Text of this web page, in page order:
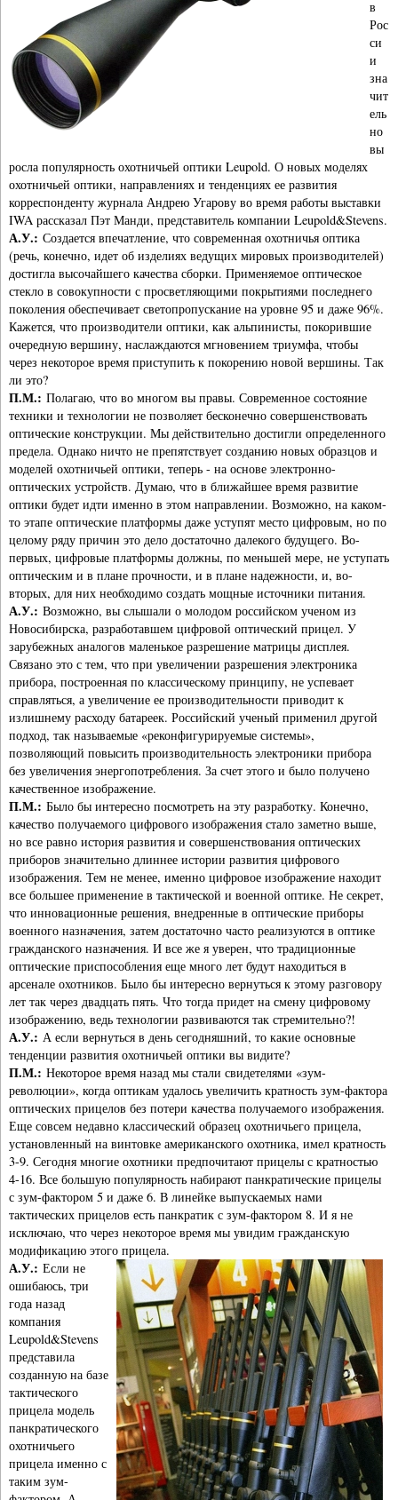
в
Рос
си
и
зна
чит
ель
но
вы
росла популярность охотничьей оптики Leupold. О новых моделях
охотничьей оптики, направлениях и тенденциях ее развития
корреспонденту журнала Андрею Угарову во время работы выставки
IWA рассказал Пэт Манди, представитель компании Leupold&Stevens.
А.У.: Создается впечатление, что современная охотничья оптика
(речь, конечно, идет об изделиях ведущих мировых производителей)
достигла высочайшего качества сборки. Применяемое оптическое
стекло в совокупности с просветляющими покрытиями последнего
поколения обеспечивает светопропускание на уровне 95 и даже 96%.
Кажется, что производители оптики, как альпинисты, покорившие
очередную вершину, наслаждаются мгновением триумфа, чтобы
через некоторое время приступить к покорению новой вершины. Так
ли это?
П.М.: Полагаю, что во многом вы правы. Современное состояние
техники и технологии не позволяет бесконечно совершенствовать
оптические конструкции. Мы действительно достигли определенного
предела. Однако ничто не препятствует созданию новых образцов и
моделей охотничьей оптики, теперь - на основе электронно-
оптических устройств. Думаю, что в ближайшее время развитие
оптики будет идти именно в этом направлении. Возможно, на каком-
то этапе оптические платформы даже уступят место цифровым, но по
целому ряду причин это дело достаточно далекого будущего. Во-
первых, цифровые платформы должны, по меньшей мере, не уступать
оптическим и в плане прочности, и в плане надежности, и, во-
вторых, для них необходимо создать мощные источники питания.
А.У.: Возможно, вы слышали о молодом российском ученом из
Новосибирска, разработавшем цифровой оптический прицел. У
зарубежных аналогов маленькое разрешение матрицы дисплея.
Связано это с тем, что при увеличении разрешения электроника
прибора, построенная по классическому принципу, не успевает
справляться, а увеличение ее производительности приводит к
излишнему расходу батареек. Российский ученый применил другой
подход, так называемые «реконфигурируемые системы»,
позволяющий повысить производительность электроники прибора
без увеличения энергопотребления. За счет этого и было получено
качественное изображение.
П.М.: Было бы интересно посмотреть на эту разработку. Конечно,
качество получаемого цифрового изображения стало заметно выше,
но все равно история развития и совершенствования оптических
приборов значительно длиннее истории развития цифрового
изображения. Тем не менее, именно цифровое изображение находит
все большее применение в тактической и военной оптике. Не секрет,
что инновационные решения, внедренные в оптические приборы
военного назначения, затем достаточно часто реализуются в оптике
гражданского назначения. И все же я уверен, что традиционные
оптические приспособления еще много лет будут находиться в
арсенале охотников. Было бы интересно вернуться к этому разговору
лет так через двадцать пять. Что тогда придет на смену цифровому
изображению, ведь технологии развиваются так стремительно?!
А.У.: А если вернуться в день сегодняшний, то какие основные
тенденции развития охотничьей оптики вы видите?
П.М.: Некоторое время назад мы стали свидетелями «зум-
революции», когда оптикам удалось увеличить кратность зум-фактора
оптических прицелов без потери качества получаемого изображения.
Еще совсем недавно классический образец охотничьего прицела,
установленный на винтовке американского охотника, имел кратность
3-9. Сегодня многие охотники предпочитают прицелы с кратностью
4-16. Все большую популярность набирают панкратические прицелы
с зум-фактором 5 и даже 6. В линейке выпускаемых нами
тактических прицелов есть панкратик с зум-фактором 8. И я не
исключаю, что через некоторое время мы увидим гражданскую
модификацию этого прицела.
А.У.: Если не
ошибаюсь, три
года назад
компания
Leupold&Stevens
представила
созданную на базе
тактического
прицела модель
панкратического
охотничьего
прицела именно с
таким зум-